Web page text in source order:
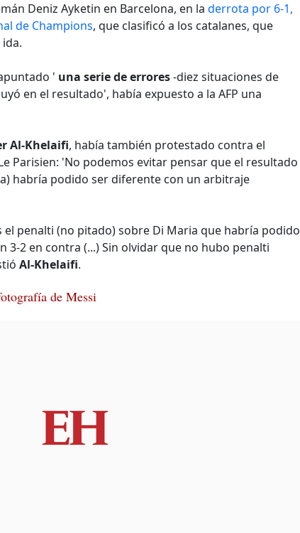
Deniz Ayketin en Barcelona, en la derrota por 6-1,
de Champions, que clasificó a los catalanes, que
' una serie de errores-diez situaciones de
en el resultado', había expuesto a la AFP una
Al-Khelaifi, había también protestado contra el
Parisien: 'No podemos evitar pensar que el resultado
habría podido ser diferente con un arbitraje
el penalti (no pitado) sobre Di Maria que habría podido
2 en contra (...) Sin olvidar que no hubo penalti
Al-Khelaifi.
de Messi